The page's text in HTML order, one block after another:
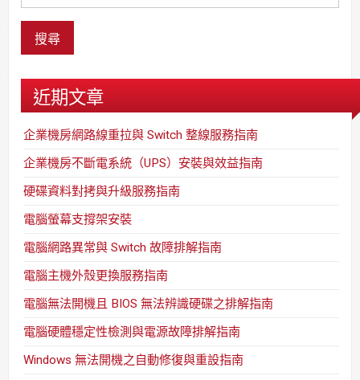
近期文章
企業機房網路線重拉與 Switch 整線服務指南
企業機房不斷電系統（UPS）安裝與效益指南
硬碟資料對拷與升級服務指南
電腦螢幕支撐架安裝
電腦網路異常與 Switch 故障排解指南
電腦主機外殼更換服務指南
電腦無法開機且 BIOS 無法辨識硬碟之排解指南
電腦硬體穩定性檢測與電源故障排解指南
Windows 無法開機之自動修復與重設指南